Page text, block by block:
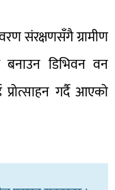
संरक्षणसँगै ग्रामीण
बनाउन डिभिवन वन
गर्दै आएको